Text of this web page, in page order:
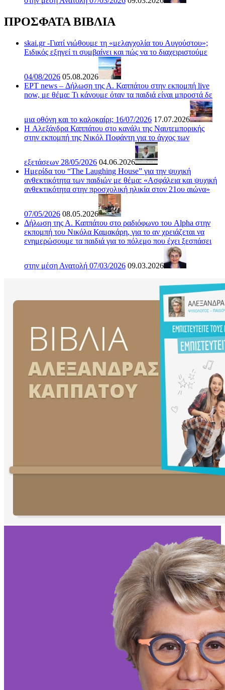
ΠΡΟΣΦΑΤΑ ΒΙΒΛΙΑ
skai.gr -Γιατί νιώθουμε τη «μελαγχολία του Αυγούστου»;
Ειδικός εξηγεί τι συμβαίνει και πώς να το διαχειριστούμε
04/08/2026 05.08.2026
ΕΡΤ news – Δήλωση της Α. Καππάτου στην εκπομπή live
now, με θέμα: Τι κάνουμε όταν τα παιδιά είναι μπροστά δε
μια οθόνη και το καλοκαίρι; 16/07/2026 17.07.2026
H Αλεξάνδρα Καππάτου στο κανάλι της Ναυτεμπορικής
στην εκπομπή της Νικόλ Ποφάντη για το άγχος των
εξετάσεων 28/05/2026 04.06.2026
Ημερίδα του “The Laughing House” για την ψυχική
ανθεκτικότητα των παιδιών με θέμα: «Ασφάλεια και ψυχική
ανθεκτικότητα στην προσχολική ηλικία στον 21ου αιώνα»
07/05/2026 08.05.2026
Δήλωση της Α. Καππάτου στο ραδιόφωνο του Alpha στην
εκπομπή του Νικόλα Καμακάρη, για το αν χρειάζεται να
ενημερώσουμε τα παιδιά για το πόλεμο που έχει ξεσπάσει
στην μέση Ανατολή 07/03/2026 09.03.2026